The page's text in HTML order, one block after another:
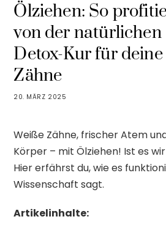
20. MÄRZ 2025
Ölziehen: So
von der natürlichen
Detox-Kur für deine
Zähne
Weiße Zähne, frischer Atem
Körper – mit Ölziehen! Ist es
Hier erfährst du, wie es
Wissenschaft sagt.
Artikelinhalte: